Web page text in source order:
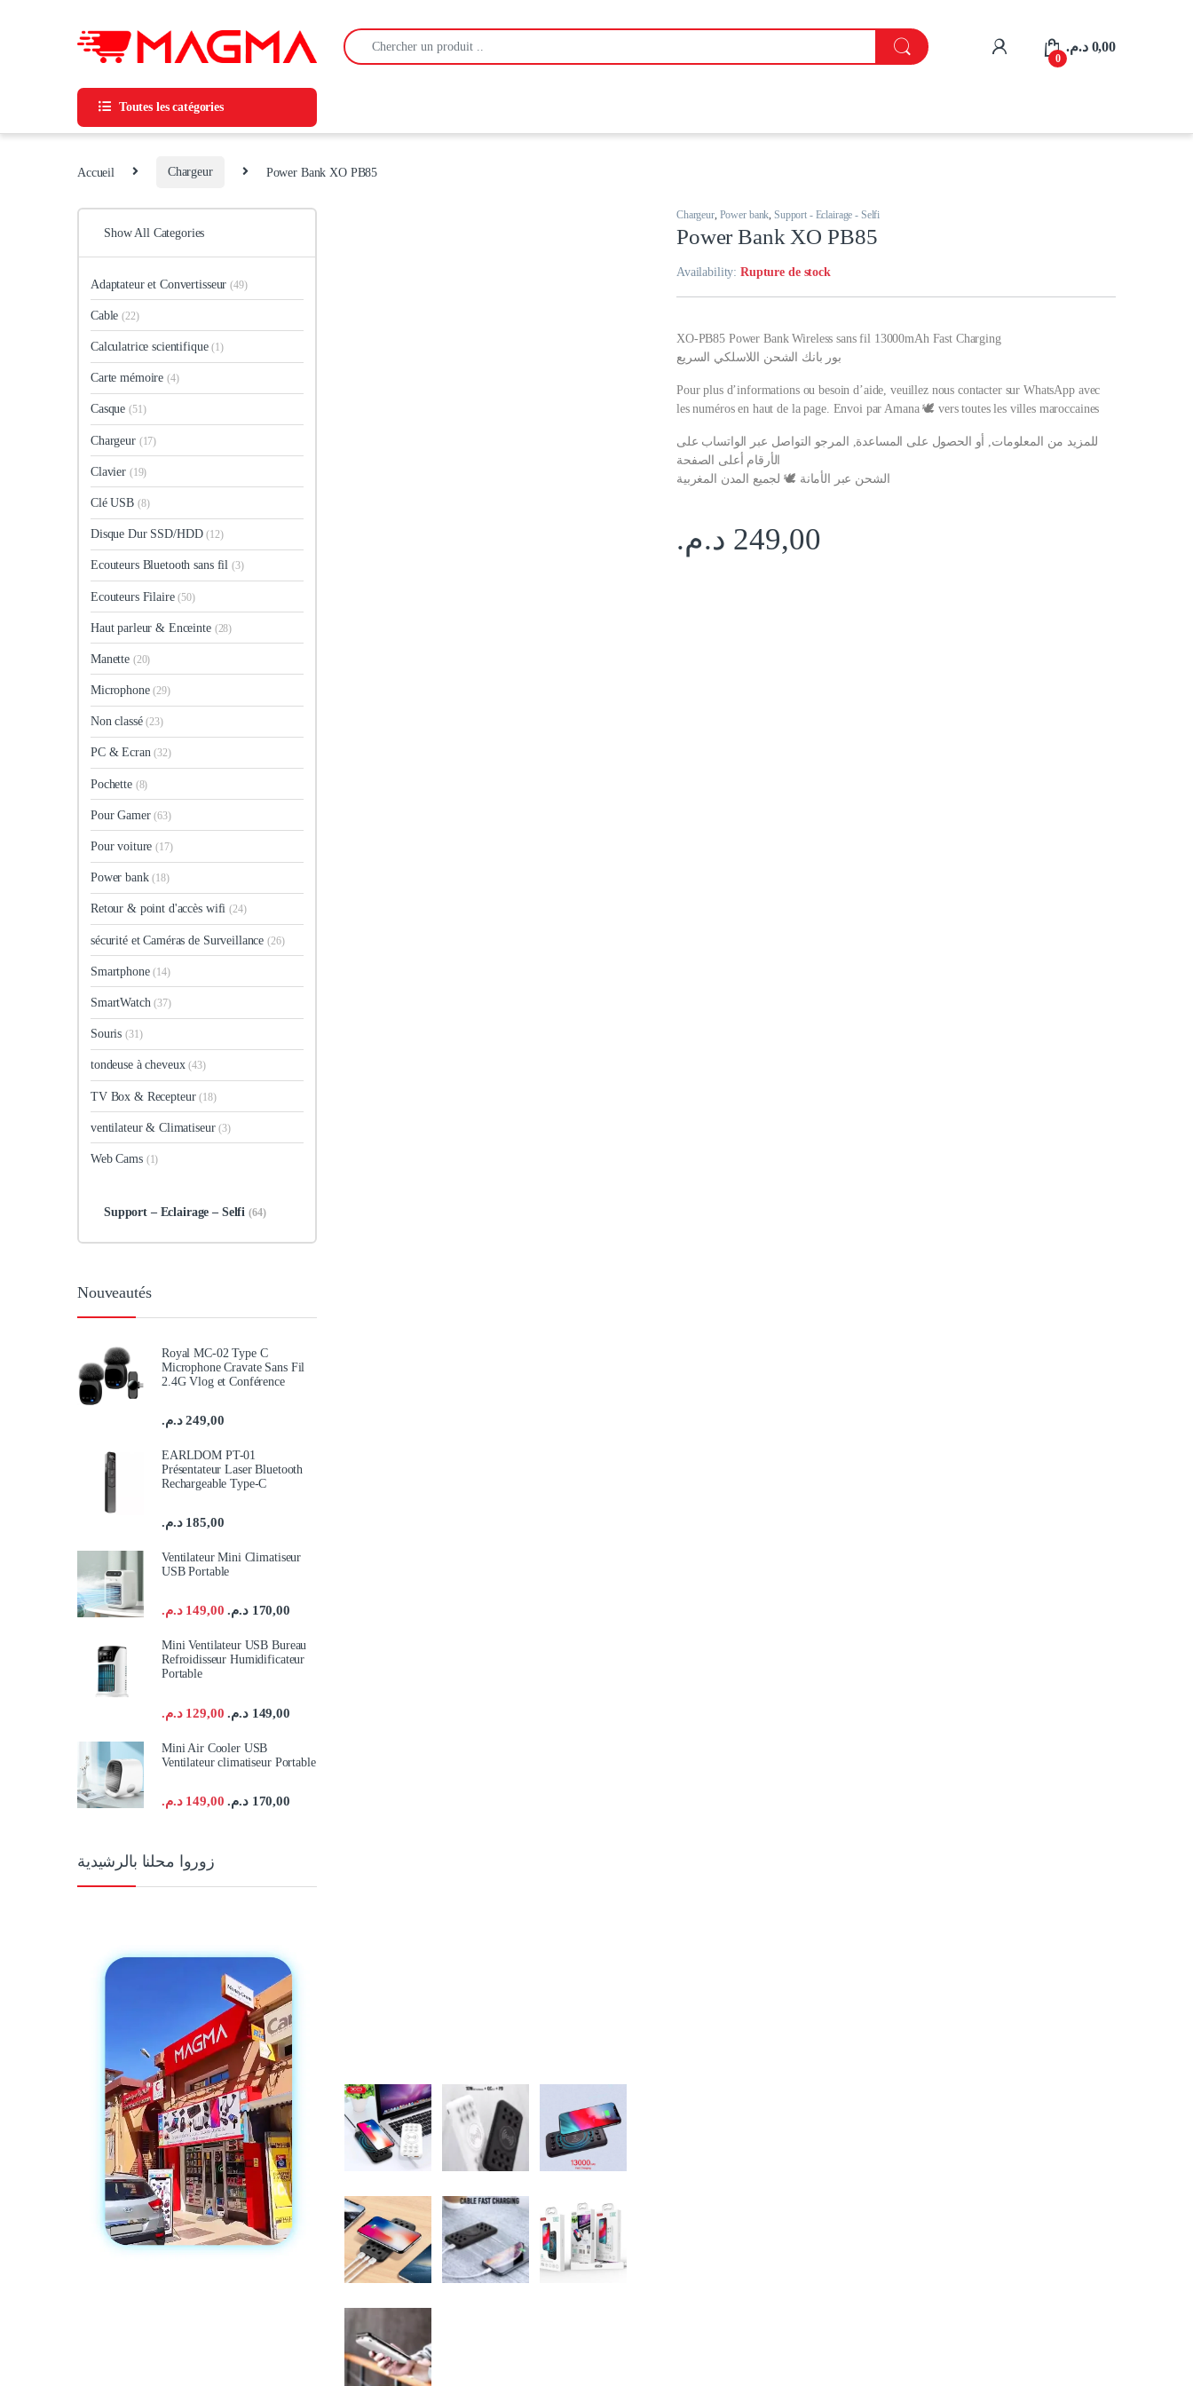
Search for:
My Account
0
0,00 د.م.
Toutes les catégories
Accueil Chargeur Power Bank XO PB85
Chargeur, Power bank, Support - Eclairage - Selfi
Power Bank XO PB85
Availability:Rupture de stock
XO-PB85 Power Bank Wireless sans fil 13000mAh Fast Charging
بور بانك الشحن اللاسلكي السريع
Pour plus d’informations ou besoin d’aide, veuillez nous contacter sur WhatsApp avec
les numéros en haut de la page. Envoi par Amana 🕊️ vers toutes les villes maroccaines
للمزيد من المعلومات, أو الحصول على المساعدة, المرجو التواصل عبر الواتساب على
الأرقام أعلى الصفحة
الشحن عبر الأمانة 🕊️ لجميع المدن المغربية
249,00 د.م.
Show All Categories
Adaptateur et Convertisseur(49)
Cable(22)
Calculatrice scientifique(1)
Carte mémoire(4)
Casque(51)
Chargeur (17)
Clavier (19)
Clé USB (8)
Disque Dur SSD/HDD(12)
Ecouteurs Bluetooth sans fil (3)
Ecouteurs Filaire(50)
Haut parleur & Enceinte (28)
Manette (20)
Microphone(29)
Non classé(23)
PC & Ecran(32)
Pochette (8)
Pour Gamer(63)
Pour voiture(17)
Power bank(18)
Retour & point d'accès wifi(24)
sécurité et Caméras de Surveillance (26)
Smartphone(14)
SmartWatch(37)
Souris(31)
tondeuse à cheveux(43)
TV Box & Recepteur(18)
ventilateur & Climatiseur(3)
Web Cams (1)
Support – Eclairage – Selfi(64)
Nouveautés
Royal MC-02 Type C
Microphone Cravate Sans Fil
2.4G Vlog et Conférence
249,00 د.م.
EARLDOM PT-01
Présentateur Laser Bluetooth
Rechargeable Type-C
185,00 د.م.
Ventilateur Mini Climatiseur
USB Portable
149,00 د.م. 170,00 د.م.
Mini Ventilateur USB Bureau
Refroidisseur Humidificateur
Portable
129,00 د.م. 149,00 د.م.
Mini Air Cooler USB
Ventilateur climatiseur Portable
149,00 د.م. 170,00 د.م.
زوروا محلنا بالرشيدية